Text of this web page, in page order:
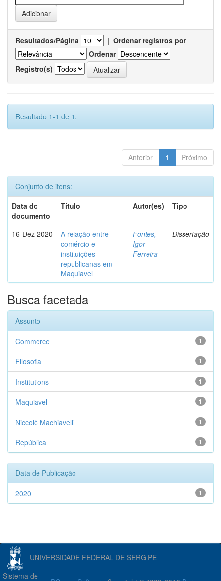
Resultados/Página | Ordenar registros por
Ordenar
Registro(s)
Resultado 1-1 de 1.
Anterior 1 Próximo
Conjunto de itens:
Data do
documento
Título Autor(es) Tipo
16-Dez-2020
A relação entre
comércio e
instituições
republicanas em
Maquiavel
Fontes,
Igor
Ferreira
Dissertação
Busca facetada
Assunto
1
Commerce
1
Filosofia
1
Institutions
1
Maquiavel
1
Niccolò Machiavelli
1
República
Data de Publicação
1
2020
UNIVERSIDADE FEDERAL DE SERGIPE
Sistema de